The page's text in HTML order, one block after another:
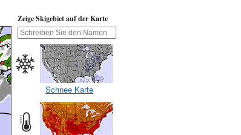
Zeige Skigebiet auf der Karte
Schnee Karte